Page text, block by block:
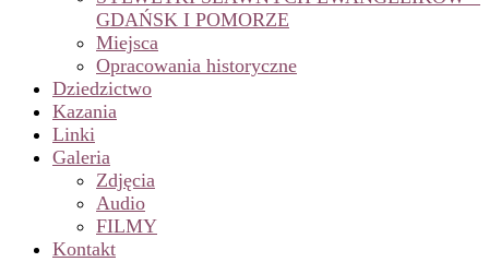
GDAŃSK I POMORZE
Miejsca
Opracowania historyczne
Dziedzictwo
Kazania
Linki
Galeria
Zdjęcia
Audio
FILMY
Kontakt